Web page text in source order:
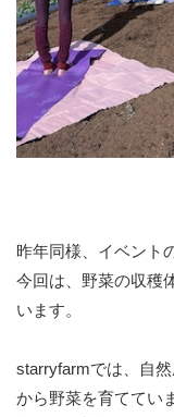
昨年同様、イベント
今回は、野菜の収穫
います。
starryfarmでは、自
から野菜を育ててい